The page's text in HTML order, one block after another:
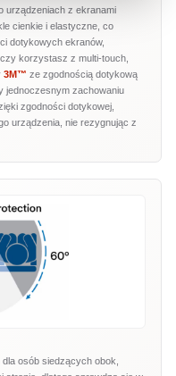
urządzeniach z ekranami
cienkie i elastyczne, co
dotykowych ekranów,
korzystasz z multi-touch,
3M™ ze zgodnością dotykową
jednoczesnym zachowaniu
zgodności dotykowej,
urządzenia, nie rezygnując z
osób siedzących obok,